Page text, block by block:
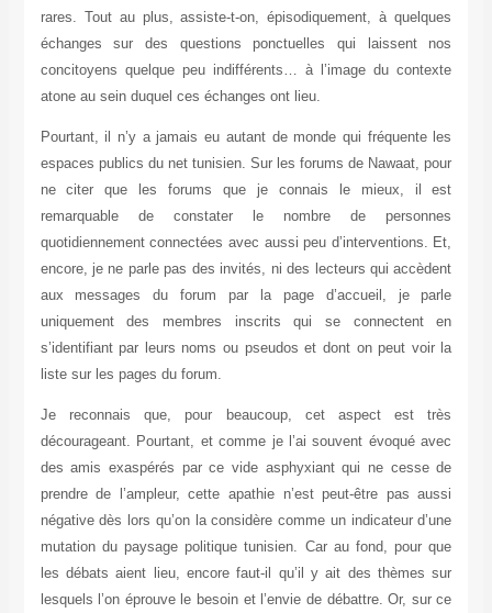
rares. Tout au plus, assiste-t-on, épisodiquement, à quelques
échanges sur des questions ponctuelles qui laissent nos
concitoyens quelque peu indifférents… à l’image du contexte
atone au sein duquel ces échanges ont lieu.
Pourtant, il n’y a jamais eu autant de monde qui fréquente les
espaces publics du net tunisien. Sur les forums de Nawaat, pour
ne citer que les forums que je connais le mieux, il est
remarquable de constater le nombre de personnes
quotidiennement connectées avec aussi peu d’interventions. Et,
encore, je ne parle pas des invités, ni des lecteurs qui accèdent
aux messages du forum par la page d’accueil, je parle
uniquement des membres inscrits qui se connectent en
s’identifiant par leurs noms ou pseudos et dont on peut voir la
liste sur les pages du forum.
Je reconnais que, pour beaucoup, cet aspect est très
décourageant. Pourtant, et comme je l’ai souvent évoqué avec
des amis exaspérés par ce vide asphyxiant qui ne cesse de
prendre de l’ampleur, cette apathie n’est peut-être pas aussi
négative dès lors qu’on la considère comme un indicateur d’une
mutation du paysage politique tunisien. Car au fond, pour que
les débats aient lieu, encore faut-il qu’il y ait des thèmes sur
lesquels l’on éprouve le besoin et l’envie de débattre. Or, sur ce